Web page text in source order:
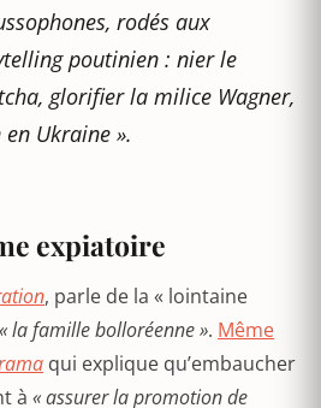
rodés aux
poutinien : nier le
glorifier la milice Wagner,
Ukraine ».
expiatoire
, parle de la « lointaine
« la famille bolloréenne ». Même
qui explique qu’embaucher
à « assurer la promotion de